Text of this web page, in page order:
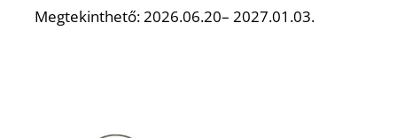
Megtekinthető: 2026.06.20– 2027.01.03.